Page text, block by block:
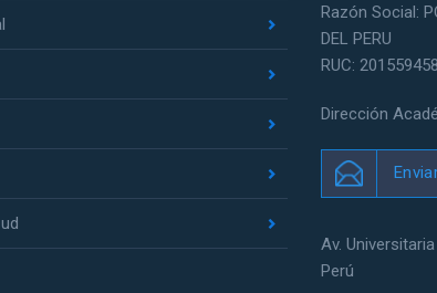
Razón Social:
DEL PERU
RUC:
Dirección
Av.
Perú